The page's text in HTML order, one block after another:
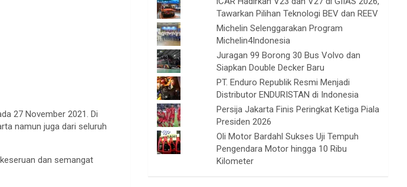
27 November 2021. Di
namun juga dari seluruh
dan semangat
Tawarkan Pilihan Teknologi BEV dan REEV
Michelin Selenggarakan Program
Michelin4Indonesia
Juragan 99 Borong 30 Bus Volvo dan
Siapkan Double Decker Baru
PT. Enduro Republik Resmi Menjadi
Distributor ENDURISTAN di Indonesia
Persija Jakarta Finis Peringkat Ketiga Piala
Presiden 2026
Oli Motor Bardahl Sukses Uji Tempuh
Pengendara Motor hingga 10 Ribu
Kilometer